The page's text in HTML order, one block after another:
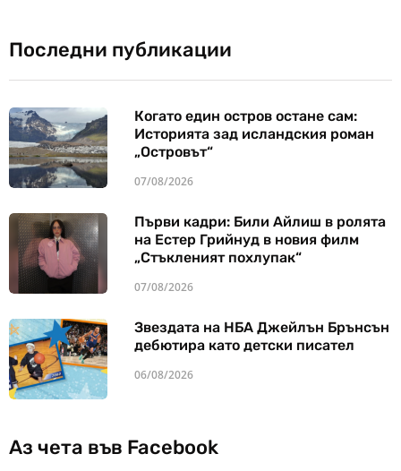
Последни публикации
Когато един остров остане сам:
Историята зад исландския роман
„Островът“
07/08/2026
Първи кадри: Били Айлиш в ролята
на Естер Грийнуд в новия филм
„Стъкленият похлупак“
07/08/2026
Звездата на НБА Джейлън Брънсън
дебютира като детски писател
06/08/2026
Аз чета във Facebook